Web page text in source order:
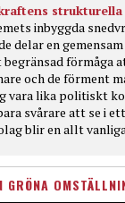
strukturella
inbyggda
delar en
förmåga
och de förment
vara lika politiskt
svårare att se i
blir en allt
GRÖNA